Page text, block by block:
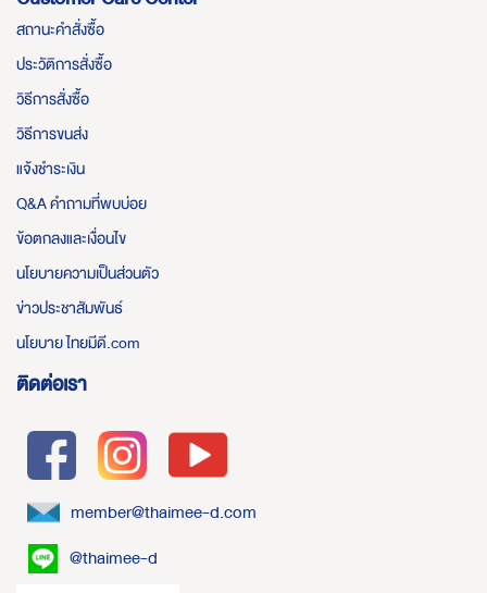
สถานะคำสั่งซื้อ
ประวัติการสั่งซื้อ
วิธีการสั่งซื้อ
วิธีการขนส่ง
แจ้งชำระเงิน
Q&A คำถามที่พบบ่อย
ข้อตกลงและเงื่อนไข
นโยบายความเป็นส่วนตัว
ข่าวประชาสัมพันธ์
นโยบาย ไทยมีดี.com
ติดต่อเรา
member@thaimee-d.com
@thaimee-d